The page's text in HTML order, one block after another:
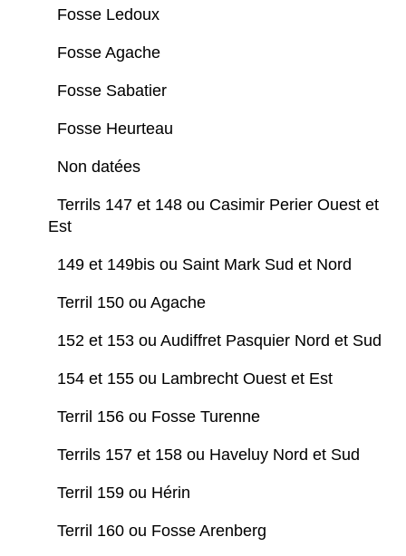
Fosse Ledoux
Fosse Agache
Fosse Sabatier
Fosse Heurteau
Non datées
Terrils 147 et 148 ou Casimir Perier Ouest et
Est
149 et 149bis ou Saint Mark Sud et Nord
Terril 150 ou Agache
152 et 153 ou Audiffret Pasquier Nord et Sud
154 et 155 ou Lambrecht Ouest et Est
Terril 156 ou Fosse Turenne
Terrils 157 et 158 ou Haveluy Nord et Sud
Terril 159 ou Hérin
Terril 160 ou Fosse Arenberg